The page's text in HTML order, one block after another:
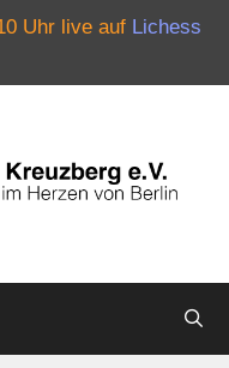
Uhr live auf Lichess